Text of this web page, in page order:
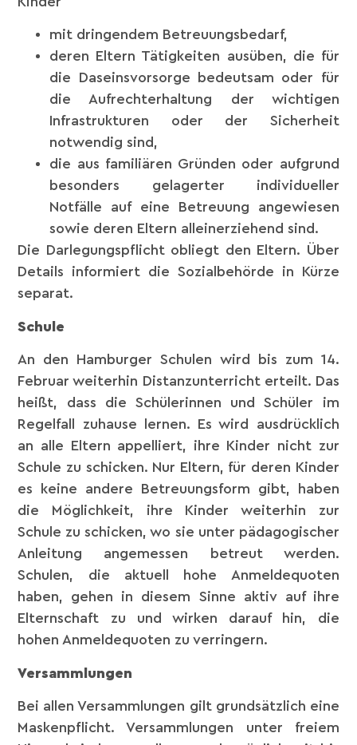
mit dringendem Betreuungsbedarf,
deren Eltern Tätigkeiten ausüben, die für
die Daseinsvorsorge bedeutsam oder für
die Aufrechterhaltung der wichtigen
Infrastrukturen oder der Sicherheit
notwendig sind,
die aus familiären Gründen oder aufgrund
besonders gelagerter individueller
Notfälle auf eine Betreuung angewiesen
sowie deren Eltern alleinerziehend sind.
Die Darlegungspflicht obliegt den Eltern. Über
Details informiert die Sozialbehörde in Kürze
separat.
Schule
An den Hamburger Schulen wird bis zum 14.
Februar weiterhin Distanzunterricht erteilt. Das
heißt, dass die Schülerinnen und Schüler im
Regelfall zuhause lernen. Es wird ausdrücklich
an alle Eltern appelliert, ihre Kinder nicht zur
Schule zu schicken. Nur Eltern, für deren Kinder
es keine andere Betreuungsform gibt, haben
die Möglichkeit, ihre Kinder weiterhin zur
Schule zu schicken, wo sie unter pädagogischer
Anleitung angemessen betreut werden.
Schulen, die aktuell hohe Anmeldequoten
haben, gehen in diesem Sinne aktiv auf ihre
Elternschaft zu und wirken darauf hin, die
hohen Anmeldequoten zu verringern.
Versammlungen
Bei allen Versammlungen gilt grundsätzlich eine
Maskenpflicht. Versammlungen unter freiem